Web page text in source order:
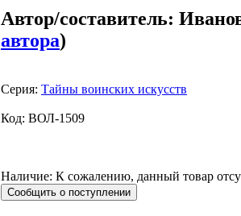
Автор/составитель:
автора)
Серия: Тайны воинских искусств
Код: ВОЛ-1509
Наличие: К сожалению, данный товар